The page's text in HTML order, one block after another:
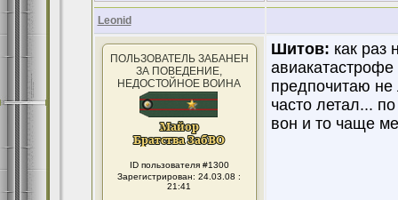
Leonid
ПОЛЬЗОВАТЕЛЬ ЗАБАНЕН
ЗА ПОВЕДЕНИЕ,
НЕДОСТОЙНОЕ ВОИНА
ID пользователя #1300
Зарегистрирован: 24.03.08 :
21:41
Шитов: как раз
предпочитаю не
часто летал...
вон и то чаще